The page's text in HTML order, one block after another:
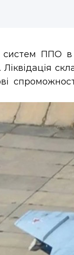
ППО в
Ліквідація